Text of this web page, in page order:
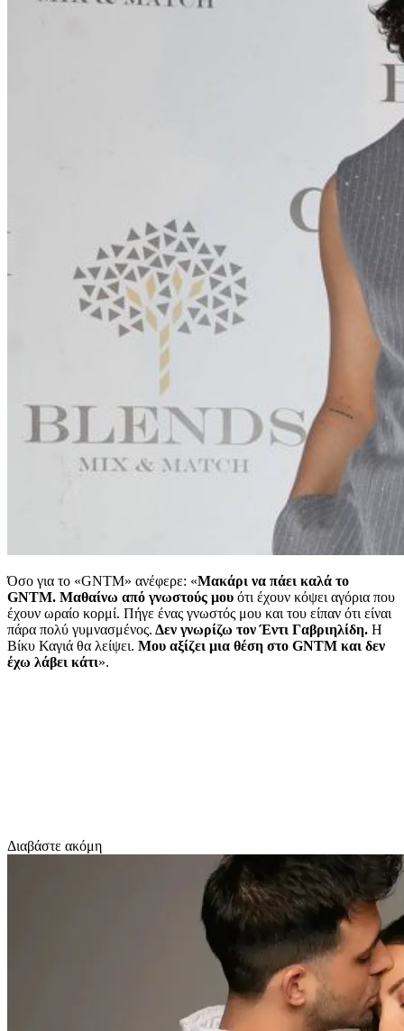
Όσο για το «GNTM» ανέφερε: «Μακάρι να πάει καλά το
GNTM. Μαθαίνω από γνωστούς μου ότι έχουν κόψει αγόρια που
έχουν ωραίο κορμί. Πήγε ένας γνωστός μου και του είπαν ότι είναι
πάρα πολύ γυμνασμένος. Δεν γνωρίζω τον Έντι Γαβριηλίδη. Η
Βίκυ Καγιά θα λείψει. Μου αξίζει μια θέση στο GNTM και δεν
έχω λάβει κάτι».
Διαβάστε ακόμη